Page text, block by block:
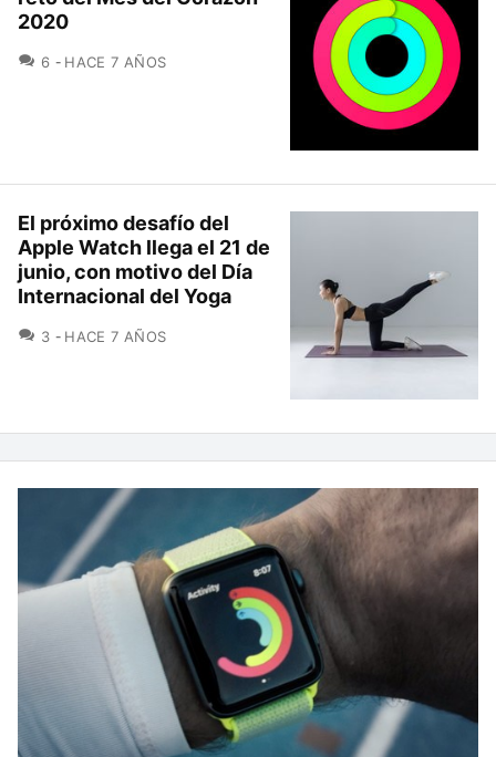
2020
6 COMENTARIOS
HACE 7 AÑOS
El próximo desafío del
Apple Watch llega el 21 de
junio, con motivo del Día
Internacional del Yoga
3 COMENTARIOS
HACE 7 AÑOS